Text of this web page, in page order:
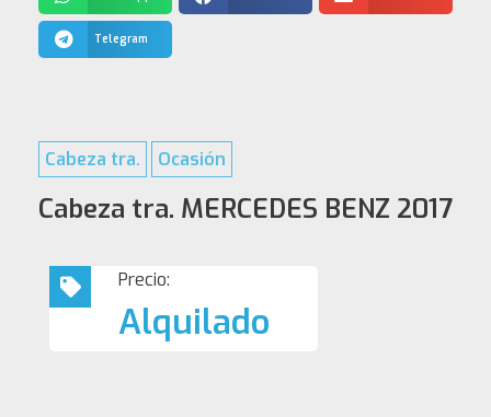
Telegram
Cabeza tra. Ocasión
Cabeza tra. MERCEDES BENZ 2017
Precio:
Alquilado